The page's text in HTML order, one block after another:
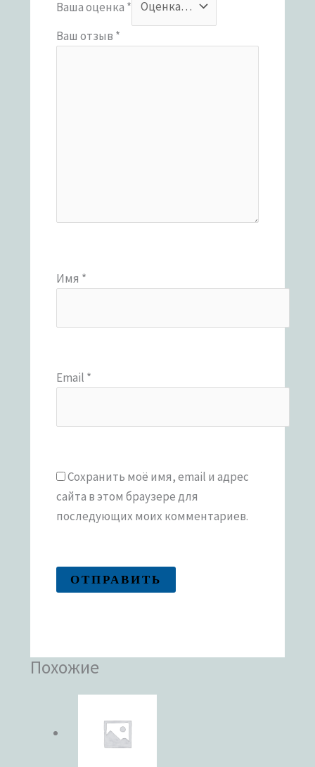
Ваша оценка *
Ваш отзыв *
Имя *
Email *
Сохранить моё имя, email и адрес
сайта в этом браузере для
последующих моих комментариев.
Похожие